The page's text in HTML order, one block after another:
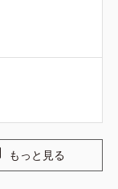
もっと見る